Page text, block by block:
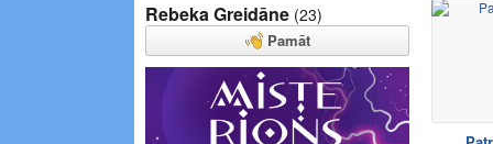
Rebeka Greidāne (23)
Pamāt